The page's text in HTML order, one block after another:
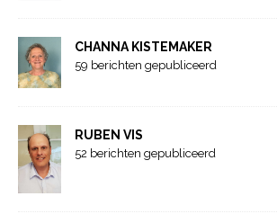
CHANNA KISTEMAKER
59 berichten gepubliceerd
RUBEN VIS
52 berichten gepubliceerd